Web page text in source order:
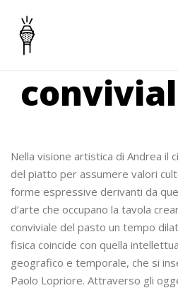
Tavola
Nella visione artistica di Andrea il
del piatto per assumere valori
forme espressive derivanti da
d’arte che occupano la tavola
conviviale del pasto un tempo
fisica coincide con quella
geografico e temporale, che si
Paolo Lopriore. Attraverso gli